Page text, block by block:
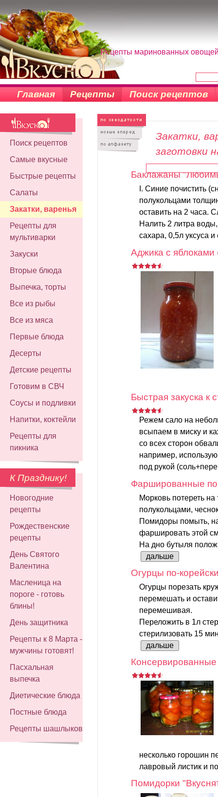
Рецепты маринованных
Главная Рецепты Поиск рецептов
Поиск рецептов
Самые вкусные
Быстрые рецепты
Салаты
Закатки, варенья
Рецепты для
мультиварки
Закуски
Вторые блюда
Выпечка, торты
Все из рыбы
Все из мяса
Первые блюда
Десерты
Детские рецепты
Готовим в СВЧ
Соусы и подливки
Напитки, коктейли
Рецепты для
пикника
К Празднику!
Новогодние
рецепты
Рождественские
рецепты
День Святого
Валентина
Масленица на
пороге - готовь
блины!
День защитника
Рецепты к 8 Марта -
мужчины готовят!
Пасхальная
выпечка
Диетические блюда
Постные блюда
Рецепты шашлыков
Закатки,
заготовки
Баклажаны
I. Синие почистить
полукольцами
оставить на 2 часа.
Налить 2 литра воды,
сахара, 0,5л уксуса
Аджика с яблоками
Быстрая закуска к
Режем сало на
всыпаем в миску и
со всех сторон
например,
под рукой
Фаршированные
Морковь потереть на
полукольцами,
Помидоры помыть,
фаршировать этой
На дно бутыля
дальше
Огурцы по-
Огурцы порезать
перемешать и
перемешивая.
Переложить в 1л
стерилизовать 15
дальше
несколько горошин
лавровый листик и
Помидорки